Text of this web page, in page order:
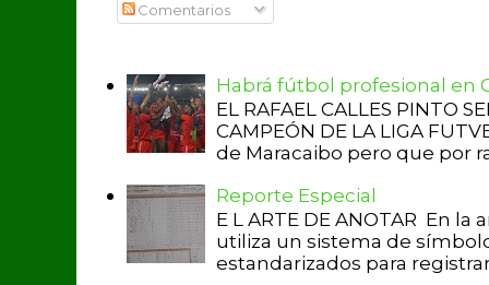
Comentarios
Habrá fútbol profesional en
EL RAFAEL CALLES PINTO
CAMPEÓN DE LA LIGA
de Maracaibo pero que por
Reporte Especial
E L ARTE DE ANOTAR En
utiliza un sistema de
estandarizados para